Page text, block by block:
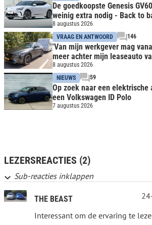
De goedkoopste Genesis
weinig extra nodig - Back to
8 augustus 2026
VRAAG EN ANTWOORD
146
'Van mijn werkgever mag
meer achter mijn leaseauto
8 augustus 2026
NIEUWS
59
Op zoek naar een elektrische
een Volkswagen ID Polo
7 augustus 2026
LEZERSREACTIES (2)
Sub-reacties inklappen
THE BEAST
Interessant om de ervaring te